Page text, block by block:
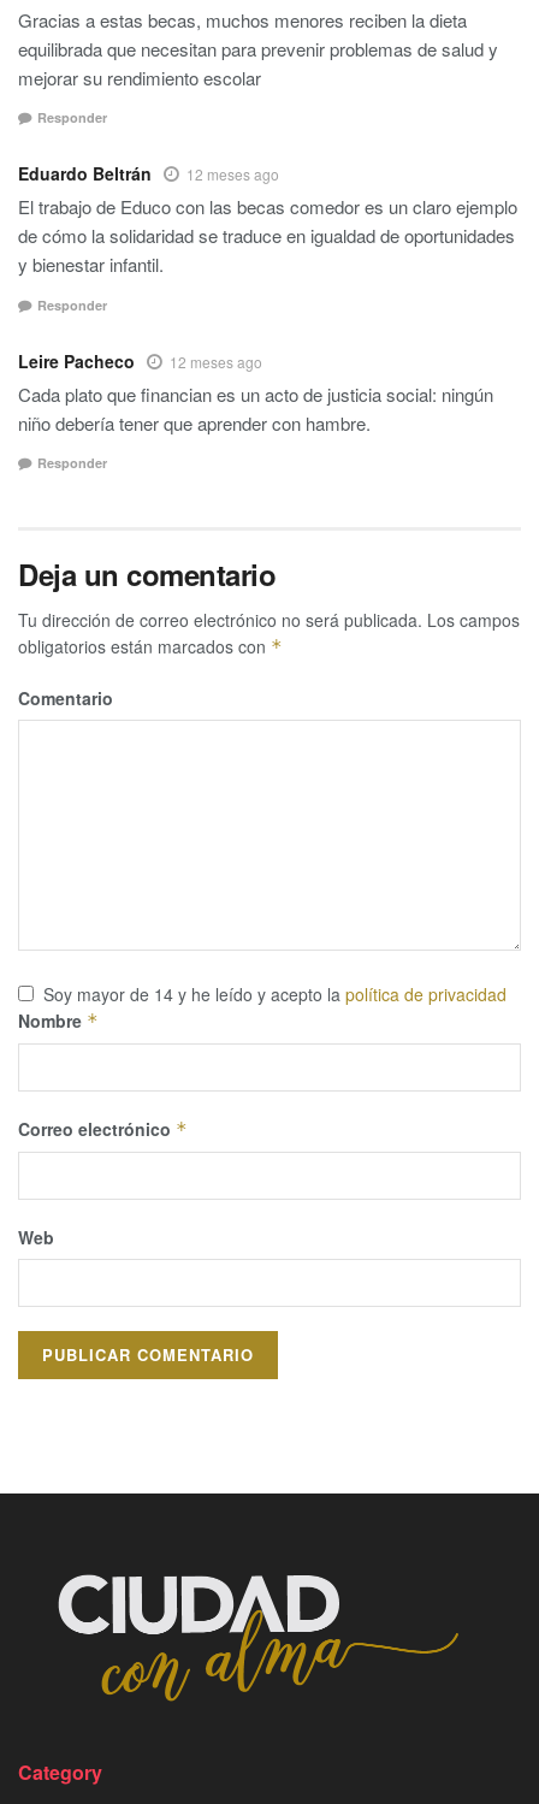
Gracias a estas becas, muchos menores reciben la dieta
equilibrada que necesitan para prevenir problemas de salud y
mejorar su rendimiento escolar
Responder
Eduardo Beltrán 12 meses ago
El trabajo de Educo con las becas comedor es un claro ejemplo
de cómo la solidaridad se traduce en igualdad de oportunidades
y bienestar infantil.
Responder
Leire Pacheco 12 meses ago
Cada plato que financian es un acto de justicia social: ningún
niño debería tener que aprender con hambre.
Responder
Deja un comentario
Tu dirección de correo electrónico no será publicada. Los campos
obligatorios están marcados con *
Comentario
Soy mayor de 14 y he leído y acepto la política de privacidad
Nombre *
Correo electrónico *
Web
Category